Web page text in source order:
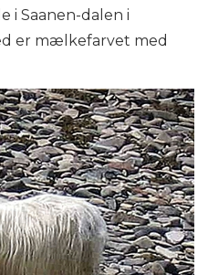
i Saanen-dalen i
er mælkefarvet med